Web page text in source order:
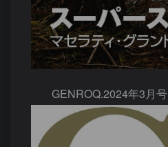
GENROQ.2024年3月号